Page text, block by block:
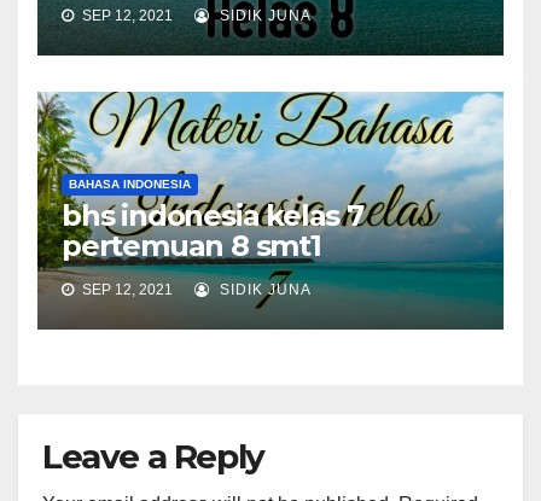
SEP 12, 2021 SIDIK JUNA
BAHASA INDONESIA
bhs indonesia kelas 7
pertemuan 8 smt1
SEP 12, 2021 SIDIK JUNA
Leave a Reply